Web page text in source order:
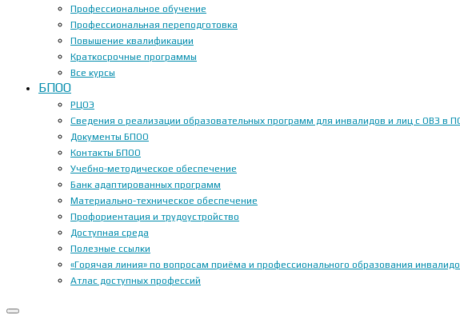
Профессиональное обучение
Профессиональная переподготовка
Повышение квалификации
Краткосрочные программы
Все курсы
БПОО
РЦОЭ
Сведения о реализации образовательных программ для инвалидов и лиц с ОВЗ в
Документы БПОО
Контакты БПОО
Учебно-методическое обеспечение
Банк адаптированных программ
Материально-техническое обеспечение
Профориентация и трудоустройство
Доступная среда
Полезные ссылки
«Горячая линия» по вопросам приёма и профессионального образования
Атлас доступных профессий